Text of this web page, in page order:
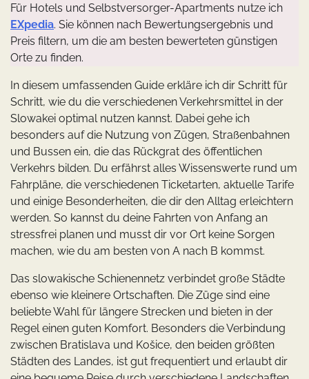
Für Hotels und Selbstversorger-Apartments nutze ich
EXpedia. Sie können nach Bewertungsergebnis und
Preis filtern, um die am besten bewerteten günstigen
Orte zu finden.
In diesem umfassenden Guide erkläre ich dir Schritt für
Schritt, wie du die verschiedenen Verkehrsmittel in der
Slowakei optimal nutzen kannst. Dabei gehe ich
besonders auf die Nutzung von Zügen, Straßenbahnen
und Bussen ein, die das Rückgrat des öffentlichen
Verkehrs bilden. Du erfährst alles Wissenswerte rund um
Fahrpläne, die verschiedenen Ticketarten, aktuelle Tarife
und einige Besonderheiten, die dir den Alltag erleichtern
werden. So kannst du deine Fahrten von Anfang an
stressfrei planen und musst dir vor Ort keine Sorgen
machen, wie du am besten von A nach B kommst.
Das slowakische Schienennetz verbindet große Städte
ebenso wie kleinere Ortschaften. Die Züge sind eine
beliebte Wahl für längere Strecken und bieten in der
Regel einen guten Komfort. Besonders die Verbindung
zwischen Bratislava und Košice, den beiden größten
Städten des Landes, ist gut frequentiert und erlaubt dir